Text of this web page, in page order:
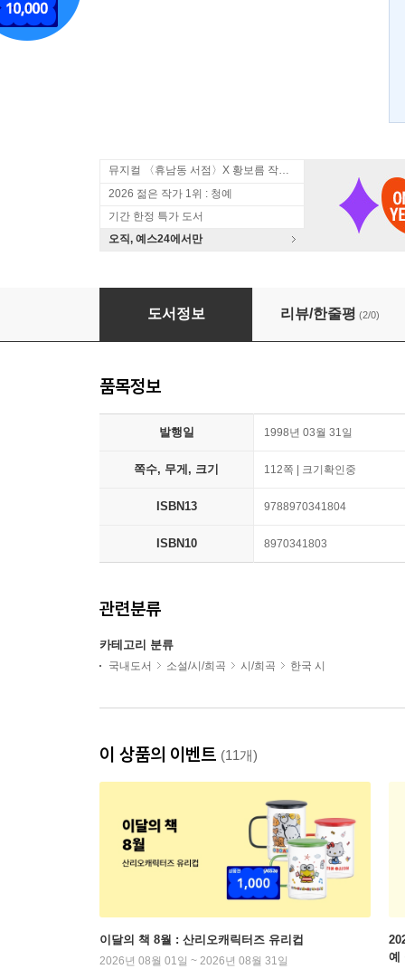
뮤지컬 〈휴남동 서점〉X 황보름 작가 북토크
2026 젊은 작가 1위 : 청예
기간 한정 특가 도서
오직, 예스24에서만
사용설명서
도서정보 리뷰/한줄평 (2/0)
품목정보
발행일 1998년 03월 31일
쪽수, 무게, 크기 112쪽 | 크기확인중
ISBN13 9788970341804
ISBN10 8970341803
관련분류
카테고리 분류
국내도서 소설/시/희곡 시/희곡 한국 시
이 상품의 이벤트 (11개)
이달의 책 8월 : 산리오캐릭터즈 유리컵
2026년 08월 01일 ~ 2026년 08월 31일
예